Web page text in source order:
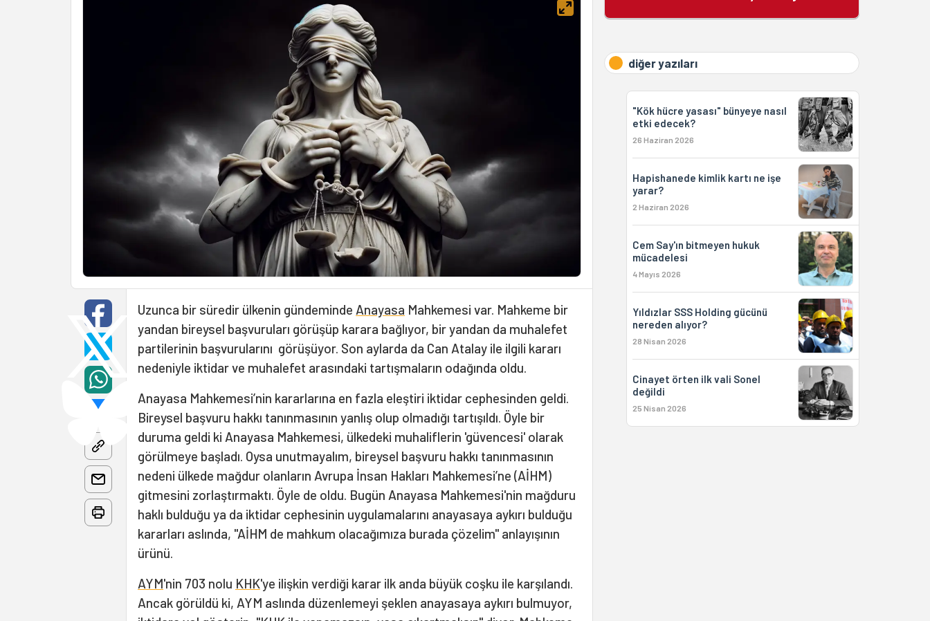
Uzunca bir süredir ülkenin gündeminde Anayasa Mahkemesi var. Mahkeme bir
yandan bireysel başvuruları görüşüp karara bağlıyor, bir yandan da muhalefet
partilerinin başvurularını görüşüyor. Son aylarda da Can Atalay ile ilgili kararı
nedeniyle iktidar ve muhalefet arasındaki tartışmaların odağında oldu.
Anayasa Mahkemesi’nin kararlarına en fazla eleştiri iktidar cephesinden geldi.
Bireysel başvuru hakkı tanınmasının yanlış olup olmadığı tartışıldı. Öyle bir
duruma geldi ki Anayasa Mahkemesi, ülkedeki muhaliflerin 'güvencesi' olarak
görülmeye başladı. Oysa unutmayalım, bireysel başvuru hakkı tanınmasının
nedeni ülkede mağdur olanların Avrupa İnsan Hakları Mahkemesi’ne (AİHM)
gitmesini zorlaştırmaktı. Öyle de oldu. Bugün Anayasa Mahkemesi'nin mağduru
haklı bulduğu ya da iktidar cephesinin uygulamalarını anayasaya aykırı bulduğu
kararları aslında, "AİHM de mahkum olacağımıza burada çözelim" anlayışının
ürünü.
AYM'nin 703 nolu KHK'ye ilişkin verdiği karar ilk anda büyük coşku ile karşılandı.
Ancak görüldü ki, AYM aslında düzenlemeyi şeklen anayasaya aykırı bulmuyor,
diğer yazıları
"Kök hücre yasası" bünyeye nasıl
etki edecek?
26 Haziran 2026
Hapishanede kimlik kartı ne işe
yarar?
2 Haziran 2026
Cem Say'ın bitmeyen hukuk
mücadelesi
4 Mayıs 2026
Yıldızlar SSS Holding gücünü
nereden alıyor?
28 Nisan 2026
Cinayet örten ilk vali Sonel
değildi
25 Nisan 2026